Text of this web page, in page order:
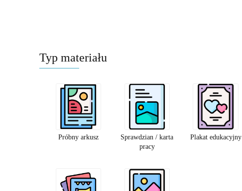
Typ materiału
Próbny arkusz
Sprawdzian / karta
pracy
Plakat edukacyjny